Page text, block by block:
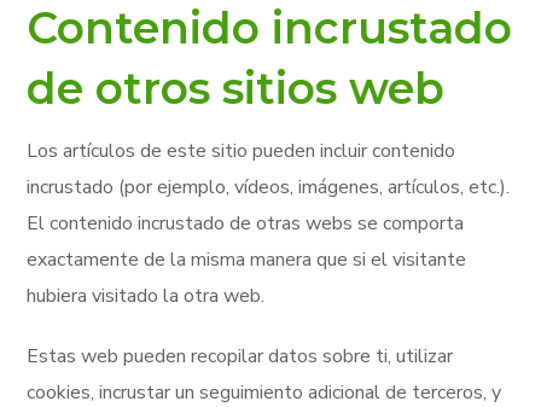
Contenido incrustado
de otros sitios web
Los artículos de este sitio pueden incluir contenido
incrustado (por ejemplo, vídeos, imágenes, artículos, etc.).
El contenido incrustado de otras webs se comporta
exactamente de la misma manera que si el visitante
hubiera visitado la otra web.
Estas web pueden recopilar datos sobre ti, utilizar
cookies, incrustar un seguimiento adicional de terceros, y